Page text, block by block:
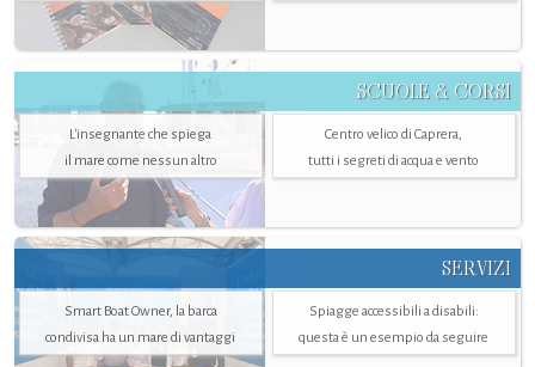
SCUOLE & CORSI
L'insegnante che spiega
il mare come nessun altro
Centro velico di Caprera,
tutti i segreti di acqua e vento
SERVIZI
Smart Boat Owner, la barca
condivisa ha un mare di vantaggi
Spiagge accessibili a disabili:
questa è un esempio da seguire